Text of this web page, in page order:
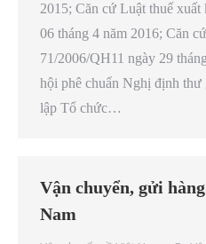
2015; Căn cứ Luật thuế xuất
06 tháng 4 năm 2016; Căn
71/2006/QH11 ngày 29
hội phê chuẩn Nghị định thư
lập Tổ chức…
Vận chuyển, gửi
Nam